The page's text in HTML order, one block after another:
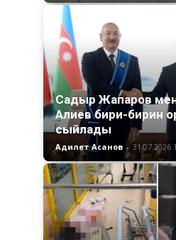
Садыр Жапаров
Алиев бири-бирин
сыйлады
Адилет Асанов - 31.07.2026